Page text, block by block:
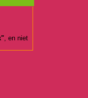
, en niet